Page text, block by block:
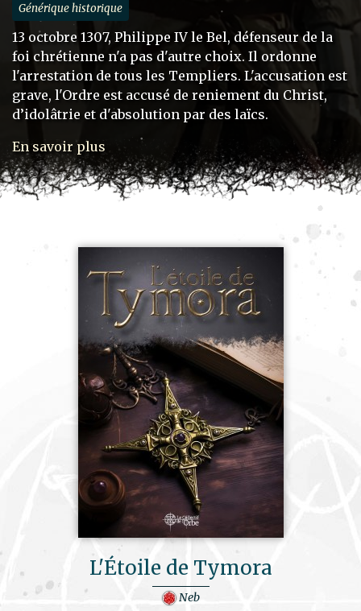
Générique historique
13 octobre 1307, Philippe IV le Bel, défenseur de la
foi chrétienne n'a pas d'autre choix. Il ordonne
l'arrestation de tous les Templiers. L'accusation est
grave, l'Ordre est accusé de reniement du Christ,
d’idolâtrie et d'absolution par des laïcs.
En savoir plus
L'Étoile de Tymora
Neb